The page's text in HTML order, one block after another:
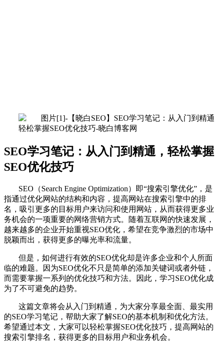
SEO学习笔记：从入门到精通，轻松掌握
SEO优化技巧
SEO（Search Engine Optimization）即“搜索引擎优化”，是
指通过优化网站的结构和内容，提高网站在搜索引擎中的排
名，吸引更多的目标用户来访问和使用网站，从而获得更多业
务机会的一项重要的网络营销方式。随着互联网的快速发展，
越来越多的企业开始重视SEO优化，希望在竞争激烈的市场中
脱颖而出，获得更多的曝光率和流量。
但是，如何进行有效的SEO优化却是许多企业和个人所面
临的难题。因为SEO优化不只是简单的添加关键词或者外链，
而需要掌握一系列的优化技巧和方法。因此，学习SEO优化成
为了不可避免的趋势。
这篇文章将会从入门到精通，为大家分享最全面、最实用
的SEO学习笔记，帮助大家了解SEO的基本机制和优化方法。
希望通过本文，大家可以轻松掌握SEO优化技巧，提高网站的
搜索引擎排名，获得更多的目标用户和业务机会。